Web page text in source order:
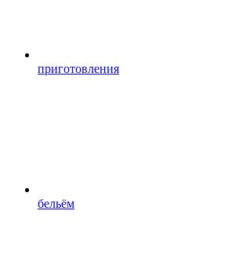
приготовления
бельём